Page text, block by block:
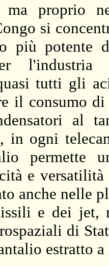
proprio
si
più potente
l'industria
tutti gli
il consumo
al
in ogni
permette
e
anche nelle
e dei jet,
di
estratto